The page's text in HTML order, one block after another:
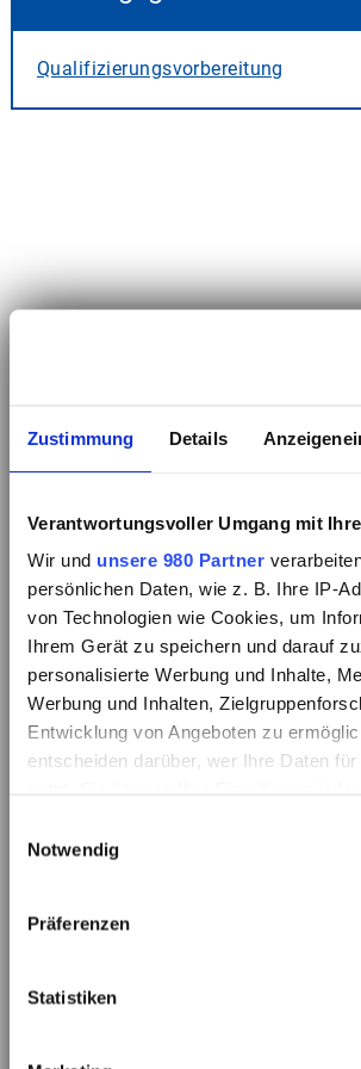
Zustimmung Details
Verantwortungsvoller Umgang mit
Wir und unsere 980 Partner
persönlichen Daten, wie z. B. Ihre IP-
von Technologien wie Cookies, um
Ihrem Gerät zu speichern und darauf
personalisierte Werbung und Inhalte,
Werbung und Inhalten,
Entwicklung von Angeboten zu
entscheiden darüber, wer Ihre Daten
Trigger Symbol ändern oder widerrufen
Erfahren Sie mehr darüber, wie Ihre
verarbeitet werden, und legen Sie Ihre
Wir verwenden Cookies, um Inhalte
Notwendig
Präferenzen
Statistiken
Qualifizierungsvorbereitung